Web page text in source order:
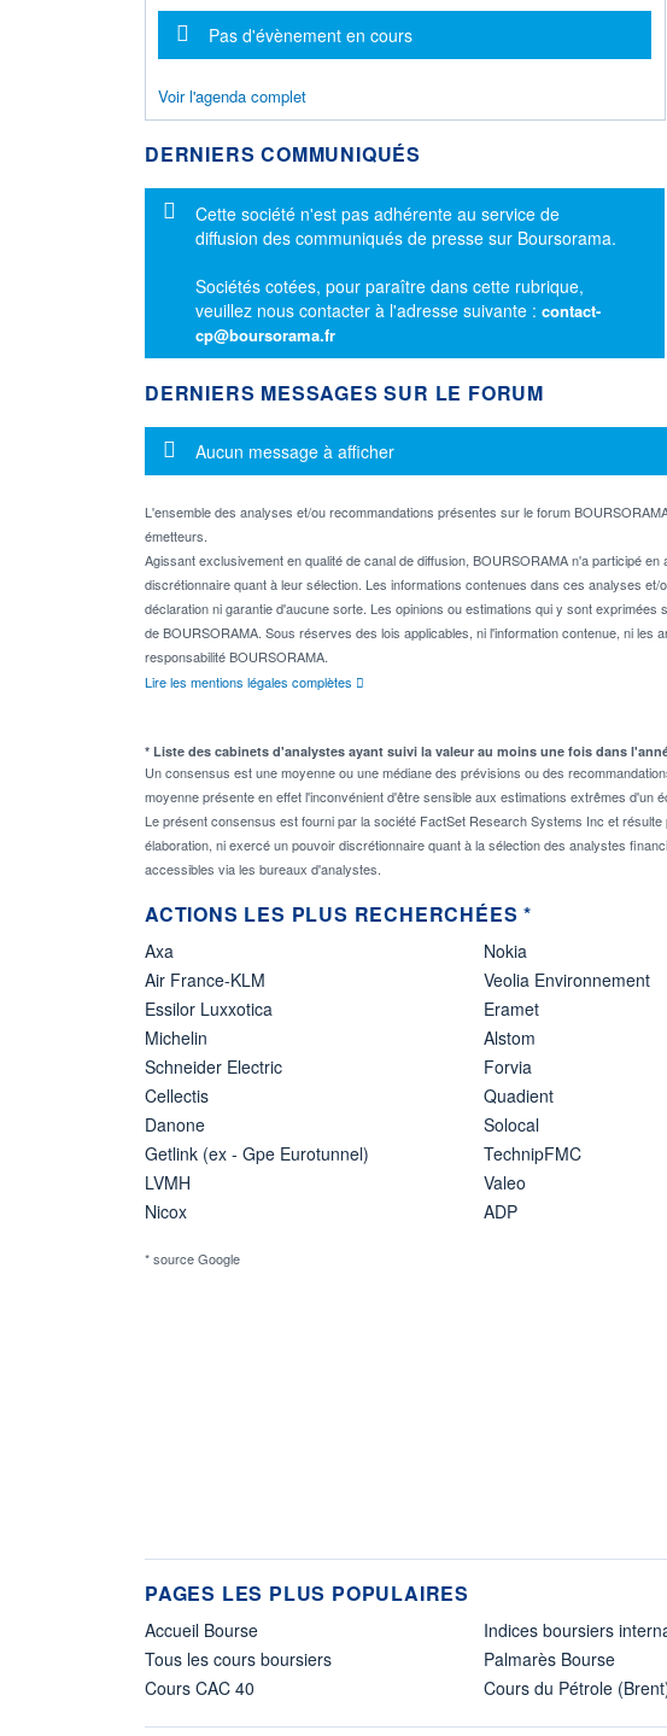
Message d'information
Pas d'évènement en cours
Voir l'agenda complet
DERNIERS COMMUNIQUÉS
Message d'information
Cette société n'est pas adhérente au service de
diffusion des communiqués de presse sur Boursorama.
Sociétés cotées, pour paraître dans cette rubrique,
veuillez nous contacter à l'adresse suivante : contact-
cp@boursorama.fr
DERNIERS MESSAGES SUR LE FORUM
Message d'information
Aucun message à afficher
L'ensemble des analyses et/ou recommandations présentes sur le forum
émetteurs.
Agissant exclusivement en qualité de canal de diffusion, BOURSORAMA n'a participé
discrétionnaire quant à leur sélection. Les informations contenues dans ces analyses
déclaration ni garantie d'aucune sorte. Les opinions ou estimations qui y sont
de BOURSORAMA. Sous réserves des lois applicables, ni l'information contenue, ni les
responsabilité BOURSORAMA.
Lire les mentions légales complètes
* Liste des cabinets d'analystes ayant suivi la valeur au moins une fois dans
Un consensus est une moyenne ou une médiane des prévisions ou des
moyenne présente en effet l'inconvénient d'être sensible aux estimations extrêmes d'un
Le présent consensus est fourni par la société FactSet Research Systems Inc et
élaboration, ni exercé un pouvoir discrétionnaire quant à la sélection des analystes
accessibles via les bureaux d'analystes.
ACTIONS LES PLUS RECHERCHÉES *
Axa
Air France-KLM
Essilor Luxxotica
Michelin
Schneider Electric
Cellectis
Danone
Getlink (ex - Gpe Eurotunnel)
LVMH
Nicox
Nokia
Veolia Environnement
Eramet
Alstom
Forvia
Quadient
Solocal
TechnipFMC
Valeo
ADP
* source Google
PAGES LES PLUS POPULAIRES
Accueil Bourse
Tous les cours boursiers
Cours CAC 40
Indices boursiers
Palmarès Bourse
Cours du Pétrole